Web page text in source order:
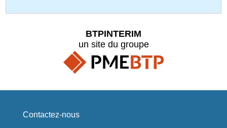
BTPINTERIM
un site du groupe
Contactez-nous